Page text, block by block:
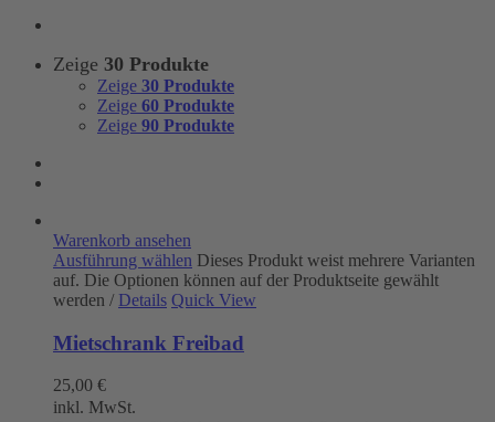
Zeige 30 Produkte
Zeige 30 Produkte
Zeige 60 Produkte
Zeige 90 Produkte
Warenkorb ansehen
Ausführung wählen Dieses Produkt weist mehrere Varianten
auf. Die Optionen können auf der Produktseite gewählt
werden / Details Quick View
Mietschrank Freibad
25,00 €
inkl. MwSt.